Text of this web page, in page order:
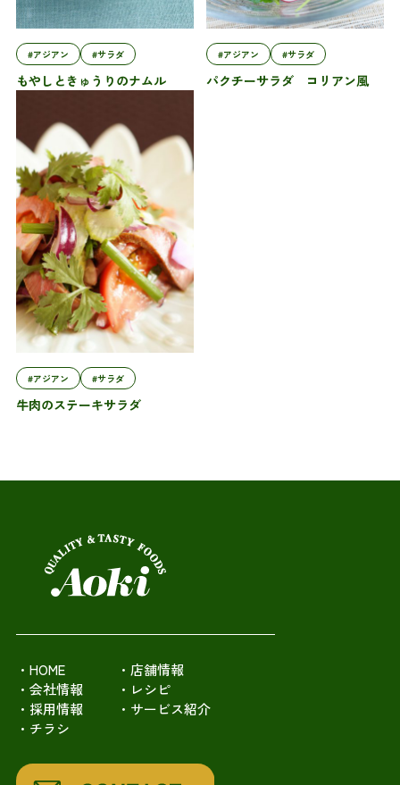
#アジアン #サラダ
もやしときゅうりのナムル
#アジアン #サラダ
パクチーサラダ コリアン風
#アジアン #サラダ
牛肉のステーキサラダ
・HOME
・店舗情報
・会社情報
・レシピ
・採用情報
・サービス紹介
・チラシ